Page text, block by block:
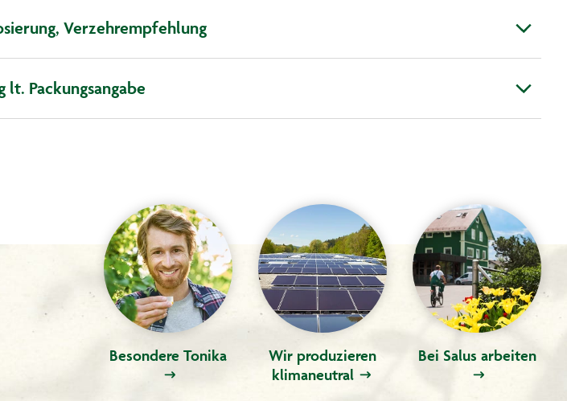
Verzehrempfehlung
lt. Packungsangabe
Besondere Tonika
Wir produzieren
klimaneutral
Bei Salus arbeiten